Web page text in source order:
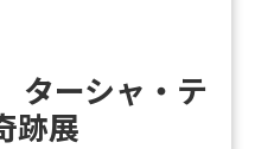
ーシャ・テ
跡展